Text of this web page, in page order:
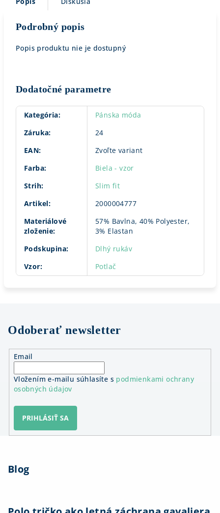
Podrobný popis
Popis produktu nie je dostupný
Dodatočné parametre
Kategória:
Pánska móda
Záruka:
24
EAN:
Zvoľte variant
Farba:
Biela - vzor
Strih:
Slim fit
Artikel:
2000004777
Materiálové
zloženie:
57% Bavlna, 40% Polyester,
3% Elastan
Podskupina:
Dlhý rukáv
Vzor: Potlač
Odoberať newsletter
Email
Vložením e-mailu súhlasíte s podmienkami ochrany
osobných údajov
PRIHLÁSIŤ SA
Blog